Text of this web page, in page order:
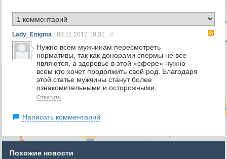
Lady_Enigma 03.11.2017 10:31 #
Нужно всем мужчинам пересмотреть
нормативы, так как донорами спермы не все
являются, а здоровье в этой «сфере» нужно
всем кто хочет продолжить свой род. Благодаря
этой статье мужчины станут более
ознакомительными и осторожными.
Ответить
Написать комментарий
Похожие новости